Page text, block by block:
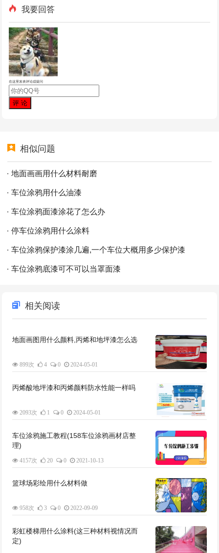
我要回答
在这里发表评论或疑问
相似问题
地面画画用什么材料耐磨
车位涂鸦用什么油漆
车位涂鸦面漆涂花了怎么办
停车位涂鸦用什么涂料
车位涂鸦保护漆涂几遍,一个车位大概用多少保护漆
车位涂鸦底漆可不可以当罩面漆
相关阅读
地面画图用什么颜料,丙烯和地坪漆怎么选
899次 4 0 2024-05-01
丙烯酸地坪漆和丙烯颜料防水性能一样吗
2093次 1 0 2024-05-01
车位涂鸦施工教程(158车位涂鸦画材店整
理)
4157次 20 0 2021-10-13
篮球场彩绘用什么材料做
958次 3 0 2022-09-09
彩虹楼梯用什么涂料(这三种材料视情况而
定)